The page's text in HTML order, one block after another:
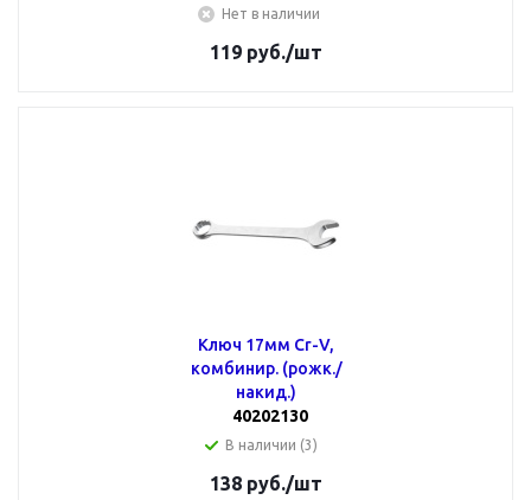
Нет в наличии
119 руб./шт
Ключ 17мм Cr-V,
комбинир. (рожк./
накид.)
40202130
В наличии (3)
138 руб./шт